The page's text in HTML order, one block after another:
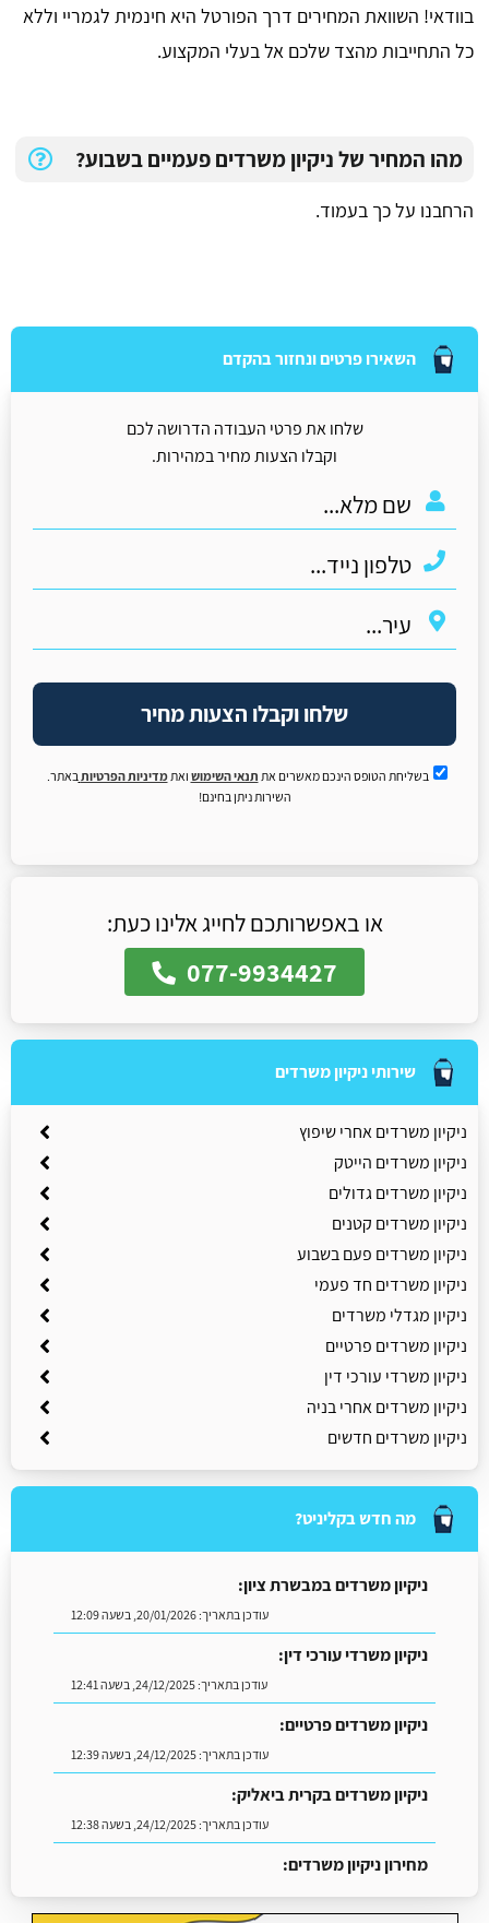
בוודאי! השוואת המחירים דרך הפורטל היא חינמית לגמריי וללא
כל התחייבות מהצד שלכם אל בעלי המקצוע.
מהו המחיר של ניקיון משרדים פעמיים בשבוע?
הרחבנו על כך בעמוד.
השאירו פרטים ונחזור בהקדם
שלחו את פרטי העבודה הדרושה לכם
וקבלו הצעות מחיר במהירות.
שלחו וקבלו הצעות מחיר
בשליחת הטופס הינכם מאשרים את תנאי השימוש ואתמדיניות הפרטיות באתר.
השירות ניתן בחינם!
או באפשרותכם לחייג אלינו כעת:
077-9934427
שירותי ניקיון משרדים
ניקיון משרדים אחרי שיפוץ
ניקיון משרדים הייטק
ניקיון משרדים גדולים
ניקיון משרדים קטנים
ניקיון משרדים פעם בשבוע
ניקיון משרדים חד פעמי
ניקיון מגדלי משרדים
ניקיון משרדים פרטיים
ניקיון משרדי עורכי דין
ניקיון משרדים אחרי בניה
ניקיון משרדים חדשים
מה חדש בקליניט?
ניקיון משרדים במבשרת ציון:
עודכן בתאריך:20/01/2026, בשעה 12:09
ניקיון משרדי עורכי דין:
עודכן בתאריך:24/12/2025, בשעה 12:41
ניקיון משרדים פרטיים:
עודכן בתאריך:24/12/2025, בשעה 12:39
ניקיון משרדים בקרית ביאליק:
עודכן בתאריך:24/12/2025, בשעה 12:38
מחירון ניקיון משרדים:
עודכן בתאריך:18/05/2026, בשעה 13:13